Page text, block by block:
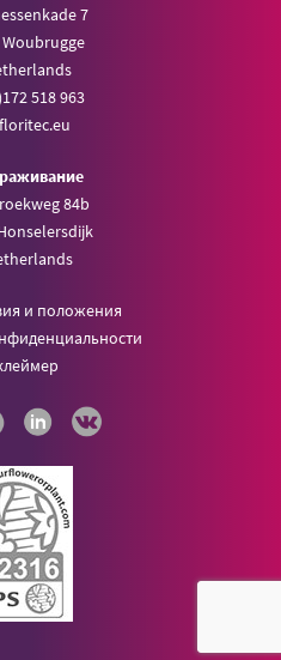
7
Woubrugge
518 963
84b
и положения